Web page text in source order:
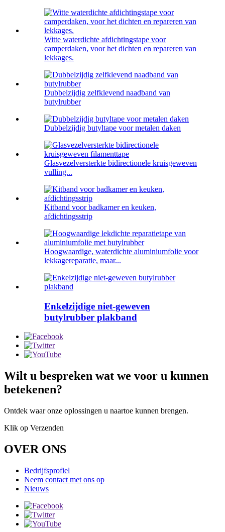
Witte waterdichte afdichtingstape voor
camperdaken, voor het dichten en repareren van
lekkages.
Dubbelzijdig zelfklevend naadband van
butylrubber
Dubbelzijdig butyltape voor metalen daken
Glasvezelversterkte bidirectionele kruisgeweven
vulling...
Kitband voor badkamer en keuken,
afdichtingsstrip
Hoogwaardige, waterdichte aluminiumfolie voor
lekkagereparatie, maar...
Enkelzijdige niet-geweven
butylrubber plakband
Wilt u bespreken wat we voor u kunnen
betekenen?
Ontdek waar onze oplossingen u naartoe kunnen brengen.
Klik op Verzenden
OVER ONS
Bedrijfsprofiel
Neem contact met ons op
Nieuws